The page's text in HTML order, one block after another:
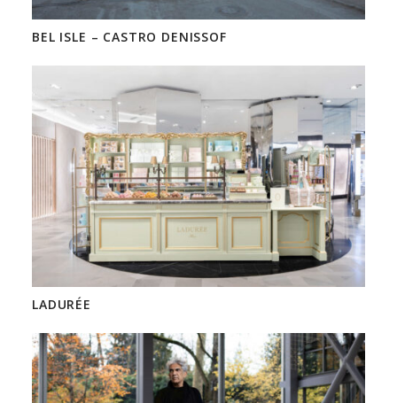
BEL ISLE – CASTRO DENISSOF
LADURÉE